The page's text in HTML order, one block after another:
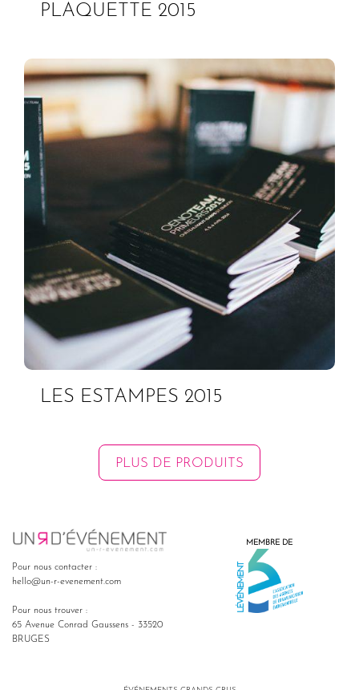
PLAQUETTE 2015
LES ESTAMPES 2015
PLUS DE PRODUITS
Pour nous contacter :
hello@un-r-evenement.com
Pour nous trouver :
65 Avenue Conrad Gaussens - 33520
BRUGES
MEMBRE DE